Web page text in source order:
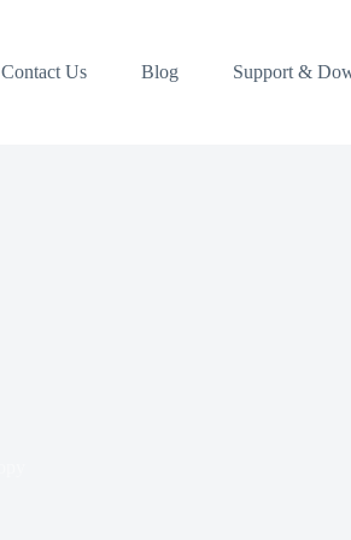
Contact Us Blog Support &